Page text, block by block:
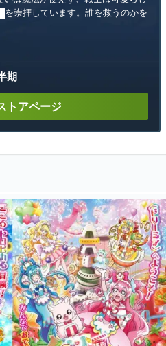
崇拝しています。誰を救うのかを
期
トアページ